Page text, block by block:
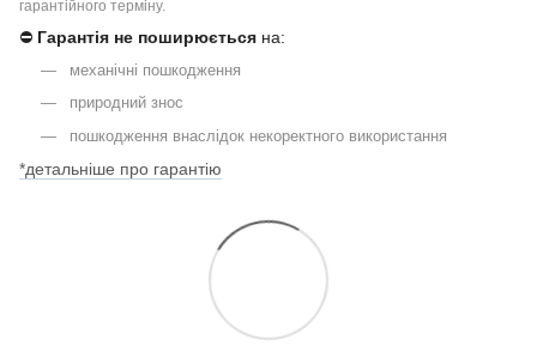
гарантійного терміну.
⛔ Гарантія не поширюється на:
механічні пошкодження
природний знос
пошкодження внаслідок некоректного використання
*детальніше про гарантію